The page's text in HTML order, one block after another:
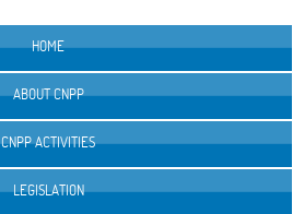
HOME
ABOUT CNPP
CNPP ACTIVITIES
LEGISLATION